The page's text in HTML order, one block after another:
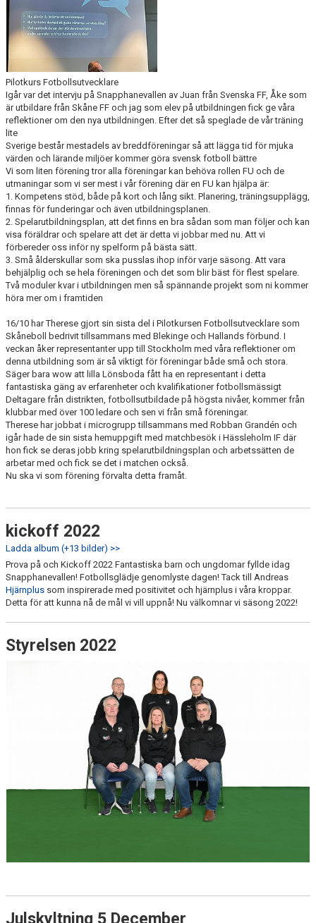
Pilotkurs Fotbollsutvecklare
Igår var det intervju på Snapphanevallen av Juan från Svenska FF, Åke som
är utbildare från Skåne FF och jag som elev på utbildningen fick ge våra
reflektioner om den nya utbildningen. Efter det så speglade de vår träning
lite
Sverige består mestadels av breddföreningar så att lägga tid för mjuka
värden och lärande miljöer kommer göra svensk fotboll bättre
Vi som liten förening tror alla föreningar kan behöva rollen FU och de
utmaningar som vi ser mest i vår förening där en FU kan hjälpa är:
1. Kompetens stöd, både på kort och lång sikt. Planering, träningsupplägg,
finnas för funderingar och även utbildningsplanen.
2. Spelarutbildningsplan, att det finns en bra sådan som man följer och kan
visa föräldrar och spelare att det är detta vi jobbar med nu. Att vi
förbereder oss inför ny spelform på bästa sätt.
3. Små ålderskullar som ska pusslas ihop inför varje säsong. Att vara
behjälplig och se hela föreningen och det som blir bäst för flest spelare.
Två moduler kvar i utbildningen men så spännande projekt som ni kommer
höra mer om i framtiden
16/10 har Therese gjort sin sista del i Pilotkursen Fotbollsutvecklare som
Skåneboll bedrivit tillsammans med Blekinge och Hallands förbund. I
veckan åker representanter upp till Stockholm med våra reflektioner om
denna utbildning som är så viktigt för föreningar både små och stora.
Säger bara wow att lilla Lönsboda fått ha en representant i detta
fantastiska gäng av erfarenheter och kvalifikationer fotbollsmässigt
Deltagare från distrikten, fotbollsutbildade på högsta nivåer, kommer från
klubbar med över 100 ledare och sen vi från små föreningar.
Therese har jobbat i microgrupp tillsammans med Robban Grandén och
igår hade de sin sista hemuppgift med matchbesök i Hässleholm IF där
hon fick se deras jobb kring spelarutbildningsplan och arbetssätten de
arbetar med och fick se det i matchen också.
Nu ska vi som förening förvalta detta framåt.
kickoff 2022
Ladda album (+13 bilder) >>
Prova på och Kickoff 2022 Fantastiska barn och ungdomar fyllde idag
Snapphanevallen! Fotbollsglädje genomlyste dagen!Tack till Andreas
Hjärnplus som inspirerade med positivitet och hjärnplus i våra kroppar.
Detta för att kunna nå de mål vi vill uppnå! Nu välkomnar vi säsong 2022!
Styrelsen 2022